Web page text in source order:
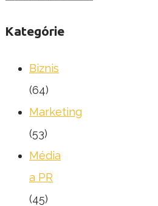
Kategórie
Biznis
(64)
Marketing
(53)
Média
a PR
(45)